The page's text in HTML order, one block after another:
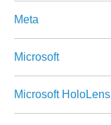
Meta
Microsoft
Microsoft HoloLens